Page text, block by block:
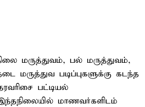
மருத்துவம், பல் மருத்துவம்,
மருத்துவ படிப்புகளுக்கு கடந்த
பட்டியல்
இந்தநிலையில் மாணவர்களிடம்